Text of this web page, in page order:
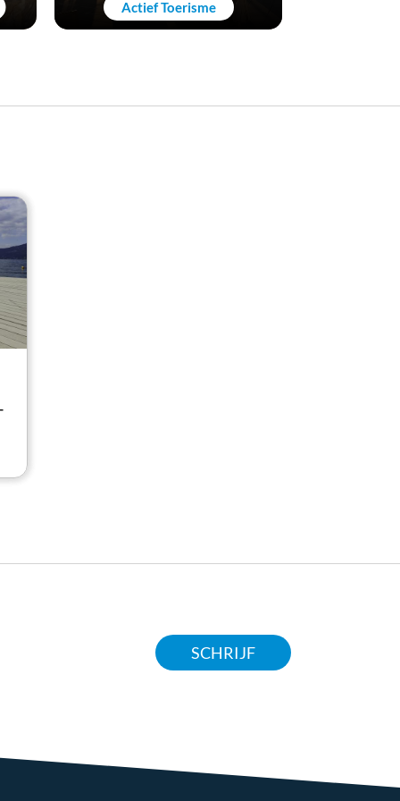
Actief Toerisme
SCHRIJF